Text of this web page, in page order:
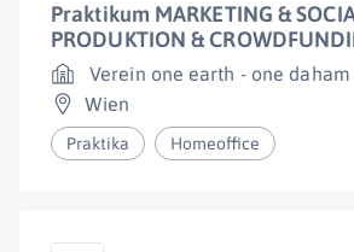
Praktikum MARKETING &
PRODUKTION &
Verein one earth - one daham
Wien
Praktika Homeoffice